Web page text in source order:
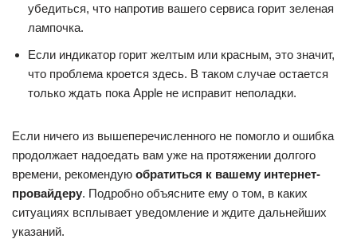
убедиться, что напротив вашего сервиса горит зеленая
лампочка.
Если индикатор горит желтым или красным, это значит,
что проблема кроется здесь. В таком случае остается
только ждать пока Apple не исправит неполадки.
Если ничего из вышеперечисленного не помогло и ошибка
продолжает надоедать вам уже на протяжении долгого
времени, рекомендую обратиться к вашему интернет-
провайдеру. Подробно объясните ему о том, в каких
ситуациях всплывает уведомление и ждите дальнейших
указаний.